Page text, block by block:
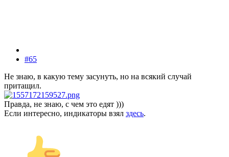
#65
Не знаю, в какую тему засунуть, но на всякий случай
притащил.
Правда, не знаю, с чем это едят )))
Если интересно, индикаторы взял здесь.